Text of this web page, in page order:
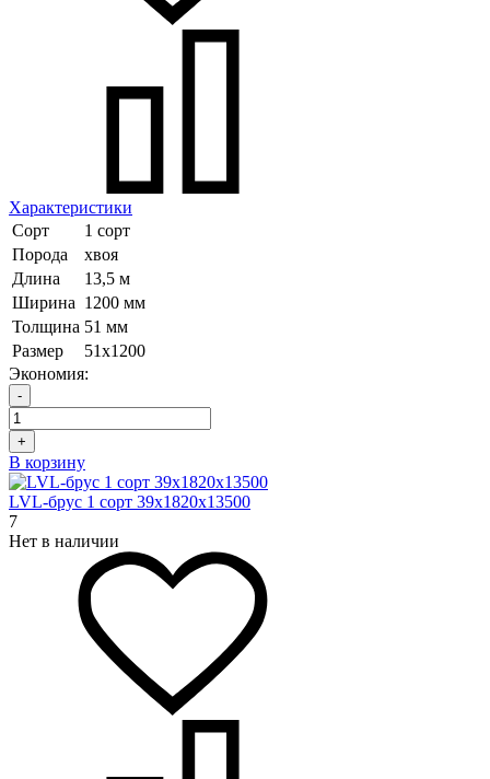
Характеристики
Сорт
1 сорт
Порода
хвоя
Длина
13,5 м
Ширина 1200 мм
Толщина 51 мм
Размер
51х1200
Экономия:
-
+
В корзину
LVL-брус 1 сорт 39х1820х13500
7
Нет в наличии